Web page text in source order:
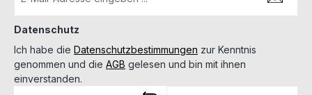
Datenschutz
Ich habe die Datenschutzbestimmungen zur Kenntnis
genommen und die AGB gelesen und bin mit ihnen
einverstanden.